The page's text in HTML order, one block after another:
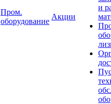
Пром.
оборудование
Акции
и